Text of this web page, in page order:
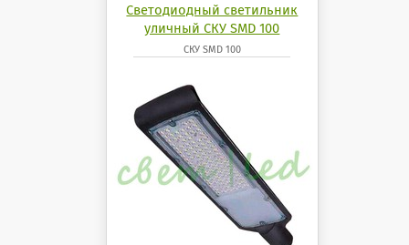
Светодиодный светильник
уличный СКУ SMD 100
СКУ SMD 100